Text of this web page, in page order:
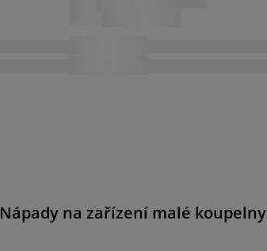
Nápady na zařízení malé koupelny